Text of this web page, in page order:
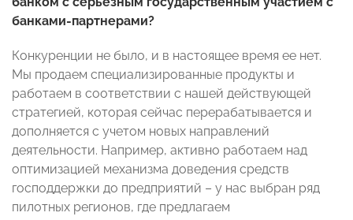
банками-партнерами?
Конкуренции не было, и в настоящее время ее нет.
Мы продаем специализированные продукты и
работаем в соответствии с нашей действующей
стратегией, которая сейчас перерабатывается и
дополняется с учетом новых направлений
деятельности. Например, активно работаем над
оптимизацией механизма доведения средств
господдержки до предприятий – у нас выбран ряд
пилотных регионов, где предлагаем